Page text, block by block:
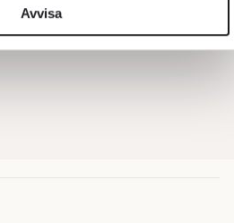
och annons- och analysföretag
Dessa kan i sin tur kombinera
information som du har
Avvisa